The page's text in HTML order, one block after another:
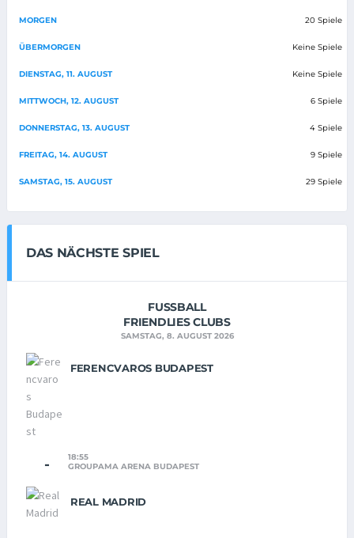
MORGEN 20 Spiele
ÜBERMORGEN Keine Spiele
DIENSTAG, 11. AUGUST Keine Spiele
MITTWOCH, 12. AUGUST 6 Spiele
DONNERSTAG, 13. AUGUST 4 Spiele
FREITAG, 14. AUGUST 9 Spiele
SAMSTAG, 15. AUGUST 29 Spiele
DAS NÄCHSTE SPIEL
FUSSBALL
FRIENDLIES CLUBS
SAMSTAG, 8. AUGUST 2026
FERENCVAROS BUDAPEST
-
18:55
GROUPAMA ARENA BUDAPEST
REAL MADRID